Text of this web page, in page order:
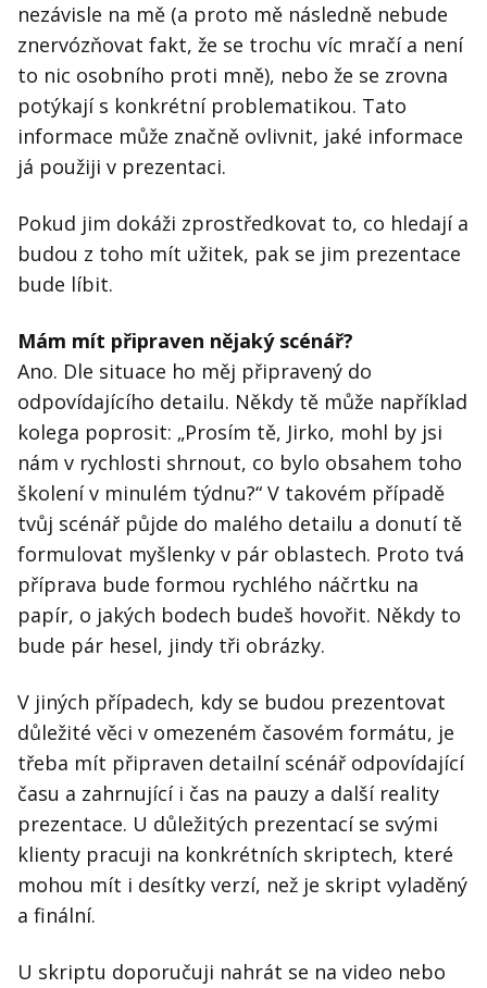
nezávisle na mě (a proto mě následně nebude
znervózňovat fakt, že se trochu víc mračí a není
to nic osobního proti mně), nebo že se zrovna
potýkají s konkrétní problematikou. Tato
informace může značně ovlivnit, jaké informace
já použiji v prezentaci.
Pokud jim dokáži zprostředkovat to, co hledají a
budou z toho mít užitek, pak se jim prezentace
bude líbit.
Mám mít připraven nějaký scénář?
Ano. Dle situace ho měj připravený do
odpovídajícího detailu. Někdy tě může například
kolega poprosit: „Prosím tě, Jirko, mohl by jsi
nám v rychlosti shrnout, co bylo obsahem toho
školení v minulém týdnu?“ V takovém případě
tvůj scénář půjde do malého detailu a donutí tě
formulovat myšlenky v pár oblastech. Proto tvá
příprava bude formou rychlého náčrtku na
papír, o jakých bodech budeš hovořit. Někdy to
bude pár hesel, jindy tři obrázky.
V jiných případech, kdy se budou prezentovat
důležité věci v omezeném časovém formátu, je
třeba mít připraven detailní scénář odpovídající
času a zahrnující i čas na pauzy a další reality
prezentace. U důležitých prezentací se svými
klienty pracuji na konkrétních skriptech, které
mohou mít i desítky verzí, než je skript vyladěný
a finální.
U skriptu doporučuji nahrát se na video nebo